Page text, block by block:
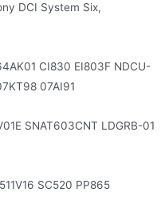
DCI System Six,
CI830 EI803F NDCU-
07AI91
SNAT603CNT LDGRB-01
SC520 PP865